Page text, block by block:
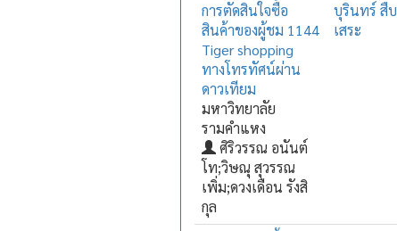
การตัดสินใจซื้อ
สินค้าของผู้ชม 1144
Tiger shopping
ทางโทรทัศน์ผ่าน
ดาวเทียม
มหาวิทยาลัย
รามคำแหง
ศิริวรรณ อนันต์
โท;วิษณุ สุวรรณ
เพิ่ม;ดวงเดือน รังสิ
กุล
บุรินทร์ สืบ
เสระ